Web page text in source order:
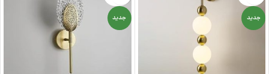
جدید جدید